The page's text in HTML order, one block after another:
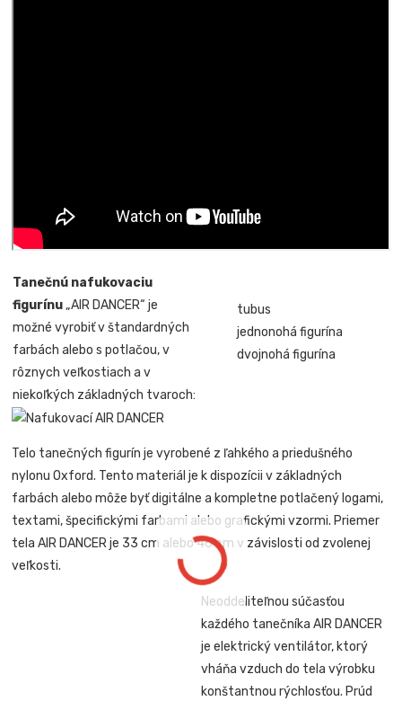
Tanečnú nafukovaciu
figurínu „AIR DANCER“ je
možné vyrobiť v štandardných
farbách alebo s potlačou, v
rôznych veľkostiach a v
niekoľkých základných tvaroch:
tubus
jednonohá figurína
dvojnohá figurína
Telo tanečných figurín je vyrobené z ľahkého a priedušného
nylonu Oxford. Tento materiál je k dispozícii v základných
farbách alebo môže byť digitálne a kompletne potlačený logami,
textami, špecifickými farbami alebo grafickými vzormi. Priemer
tela AIR DANCER je 33 cm alebo 46 cm v závislosti od zvolenej
veľkosti.
Neoddeliteľnou súčasťou
každého tanečníka AIR DANCER
je elektrický ventilátor, ktorý
vháňa vzduch do tela výrobku
konštantnou rýchlosťou. Prúd